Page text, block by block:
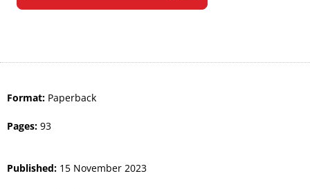
Format: Paperback
Pages: 93
Published: 15 November 2023